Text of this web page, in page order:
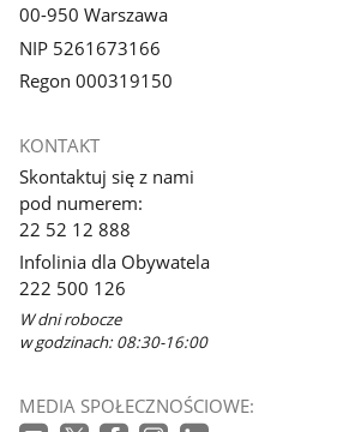
00-950 Warszawa
NIP 5261673166
Regon 000319150
KONTAKT
Skontaktuj się z nami
pod numerem:
22 52 12 888
Infolinia dla Obywatela
222 500 126
W dni robocze
w godzinach: 08:30-16:00
MEDIA SPOŁECZNOŚCIOWE: